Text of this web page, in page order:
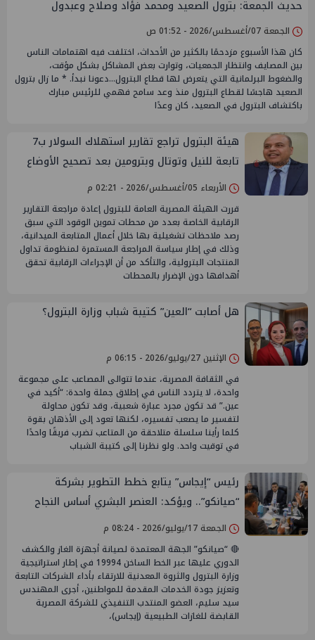
حديث الجمعة: بترول الصعيد ومحمد فؤاد وصلاح وعبدول
الجمعة 07/أغسطس/2026 - 01:52 ص
كان هذا الأسبوع مزدحمًا بالكثير من الأحداث، اختلفت فيه اهتمامات الناس
بين المصايف وانتظار الجمعيات، وتوارت بعض المشاكل بشكل مؤقت،
والضغوط البرلمانية التي يتعرض لها قطاع البترول...دعونا نبدأ. * ما زال بترول
الصعيد هاجسًا لقطاع البترول منذ وعد سامح فهمي للرئيس مبارك
باكتشاف البترول في الصعيد، كان وعدًا
هيئة البترول تراجع تقارير استهلاك السولار ب7
تابعة للنيل وتوتال وبترومين بعد تصحيح الأوضاع
الأربعاء 05/أغسطس/2026 - 02:21 م
قررت الهيئة المصرية العامة للبترول إعادة مراجعة التقارير
الرقابية الخاصة بعدد من محطات تموين الوقود التي سبق
رصد ملاحظات تشغيلية بها خلال أعمال المتابعة الميدانية،
وذلك في إطار سياسة المراجعة المستمرة لمنظومة تداول
المنتجات البترولية، والتأكد من أن الإجراءات الرقابية تحقق
أهدافها دون الإضرار بالمحطات
هل أصابت “العين” كتيبة شباب وزارة البترول؟
الإثنين 27/يوليو/2026 - 06:15 م
في الثقافة المصرية، عندما تتوالى المصاعب على مجموعة
واحدة، لا يتردد الناس في إطلاق جملة واحدة: “أكيد في
عين.” قد تكون مجرد عبارة شعبية، وقد تكون محاولة
لتفسير ما يصعب تفسيره، لكنها تعود إلى الأذهان بقوة
كلما رأينا سلسلة متلاحقة من المتاعب تضرب فريقًا واحدًا
في توقيت واحد. ولو نظرنا إلى كتيبة الشباب
رئيس “إيجاس” يتابع خطط التطوير بشركة
“صيانكو”.. ويؤكد: العنصر البشري أساس النجاح
والتحول الرقمي ركيزة لتطوير الخدمات
الجمعة 17/يوليو/2026 - 08:24 م
🔴 “صيانكو” الجهة المعتمدة لصيانة أجهزة الغاز والكشف
الدوري عليها عبر الخط الساخن 19994 في إطار استراتيجية
وزارة البترول والثروة المعدنية للارتقاء بأداء الشركات التابعة
وتعزيز جودة الخدمات المقدمة للمواطنين، أجرى المهندس
سيد سليم، العضو المنتدب التنفيذي للشركة المصرية
القابضة للغازات الطبيعية (إيجاس)،